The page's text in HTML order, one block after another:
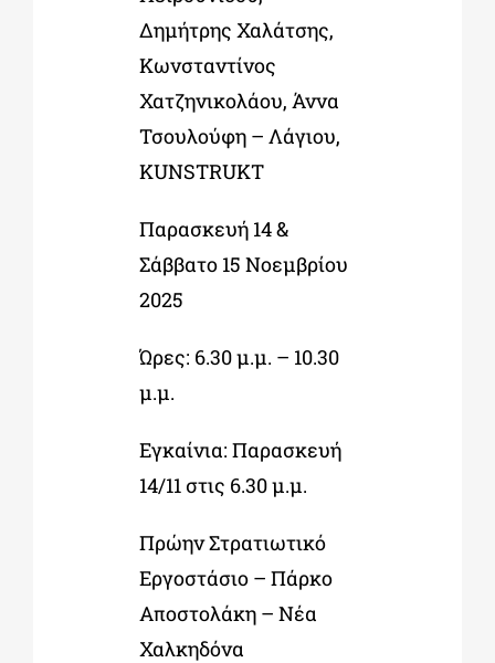
Δημήτρης Χαλάτσης,
Κωνσταντίνος
Χατζηνικολάου, Άννα
Τσουλούφη – Λάγιου,
KUNSTRUKT
Παρασκευή 14 &
Σάββατο 15 Νοεμβρίου
2025
Ώρες: 6.30 μ.μ. – 10.30
μ.μ.
Εγκαίνια: Παρασκευή
14/11 στις 6.30 μ.μ.
Πρώην Στρατιωτικό
Εργοστάσιο – Πάρκο
Αποστολάκη – Νέα
Χαλκηδόνα